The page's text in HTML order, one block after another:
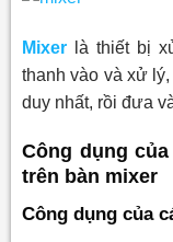
Mixerlà thiết bị
thanh vào và xử
duy nhất, rồi đưa
Công dụng
trên bàn mixer
Công dụng của